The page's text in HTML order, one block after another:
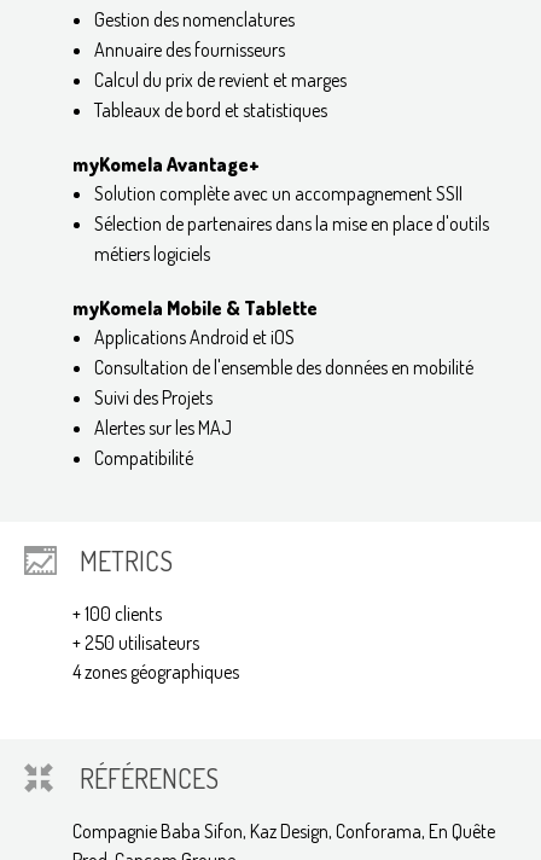
Gestion des nomenclatures
Annuaire des fournisseurs
Calcul du prix de revient et marges
Tableaux de bord et statistiques
myKomela Avantage+
Solution complète avec un accompagnement SSII
Sélection de partenaires dans la mise en place d'outils
métiers logiciels
myKomela Mobile & Tablette
Applications Android et iOS
Consultation de l'ensemble des données en mobilité
Suivi des Projets
Alertes sur les MAJ
Compatibilité
METRICS
+ 100 clients
+ 250 utilisateurs
4 zones géographiques
RÉFÉRENCES
Compagnie Baba Sifon, Kaz Design, Conforama, En Quête